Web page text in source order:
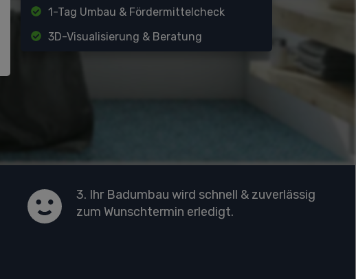
1-Tag Umbau & Fördermittelcheck
3D-Visualisierung & Beratung
3. Ihr Badumbau wird schnell & zuverlässig
zum Wunschtermin erledigt.